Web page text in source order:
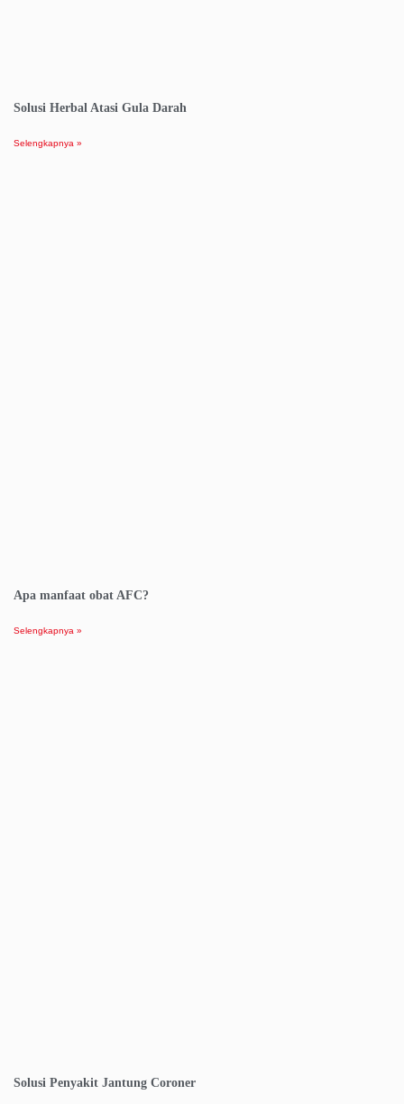
Solusi Herbal Atasi Gula Darah
Selengkapnya »
Apa manfaat obat AFC?
Selengkapnya »
Solusi Penyakit Jantung Coroner